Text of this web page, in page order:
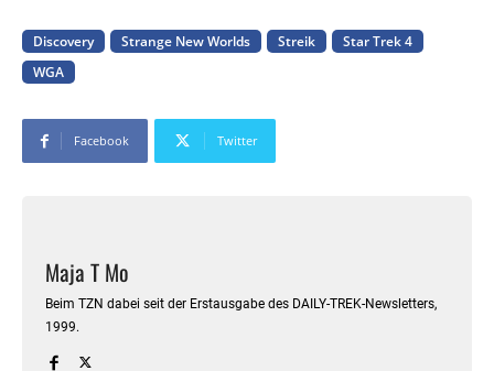
Discovery Strange New Worlds Streik
Star Trek 4
WGA
Facebook Twitter
Maja T Mo
Beim TZN dabei seit der Erstausgabe des DAILY-TREK-Newsletters,
1999.